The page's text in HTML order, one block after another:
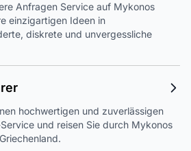
Anfragen Service auf Mykonos
einzigartigen Ideen in
diskrete und unvergessliche
hochwertigen und zuverlässigen
und reisen Sie durch Mykonos